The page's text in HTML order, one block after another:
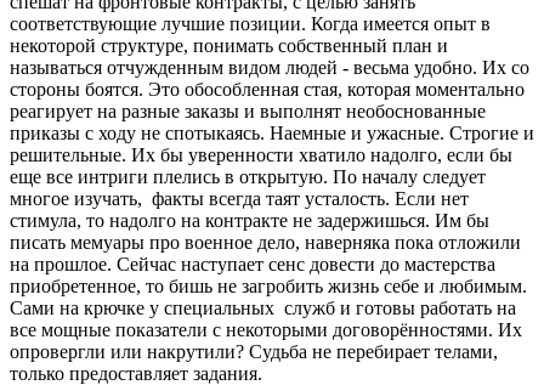
соответствующие лучшие позиции. Когда имеется опыт в
некоторой структуре, понимать собственный план и
называться отчужденным видом людей - весьма удобно. Их со
стороны боятся. Это обособленная стая, которая моментально
реагирует на разные заказы и выполнят необоснованные
приказы с ходу не спотыкаясь. Наемные и ужасные. Строгие и
решительные. Их бы уверенности хватило надолго, если бы
еще все интриги плелись в открытую. По началу следует
многое изучать, факты всегда таят усталость. Если нет
стимула, то надолго на контракте не задержишься. Им бы
писать мемуары про военное дело, наверняка пока отложили
на прошлое. Сейчас наступает сенс довести до мастерства
приобретенное, то бишь не загробить жизнь себе и любимым.
Сами на крючке у специальных служб и готовы работать на
все мощные показатели с некоторыми договорённостями. Их
опровергли или накрутили? Судьба не перебирает телами,
только предоставляет задания.